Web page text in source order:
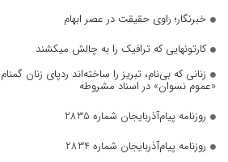
خبرنگار؛ راوی حقیقت در عصر ابهام
کارتونهایی که ترافیک را به چالش میکشند
زنانی که بی‌نام، تبریز را ساخته‌اند ردپای زنان
«عموم نسوان» در اسناد مشروطه
روزنامه پیام‌آذربایجان شماره 2835
روزنامه پیام‌آذربایجان شماره 2834